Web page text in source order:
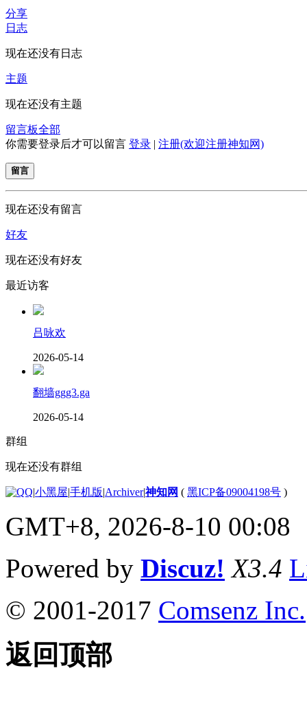
分享
日志
现在还没有日志
主题
现在还没有主题
留言板全部
你需要登录后才可以留言 登录 | 注册(欢迎注册神知网)
留言
现在还没有留言
好友
现在还没有好友
最近访客
吕咏欢
2026-05-14
翻墙ggg3.ga
2026-05-14
群组
现在还没有群组
|小黑屋|手机版|Archiver|神知网 ( 黑ICP备09004198号 )
GMT+8, 2026-8-10 00:08
Powered by Discuz! X3.4
© 2001-2017 Comsenz Inc.
返回顶部